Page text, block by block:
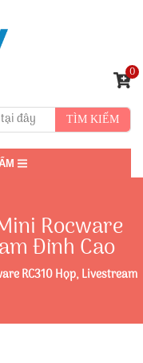
TÌM KIẾM
0
Rocware
Đỉnh Cao
RC310 Họp, Livestream